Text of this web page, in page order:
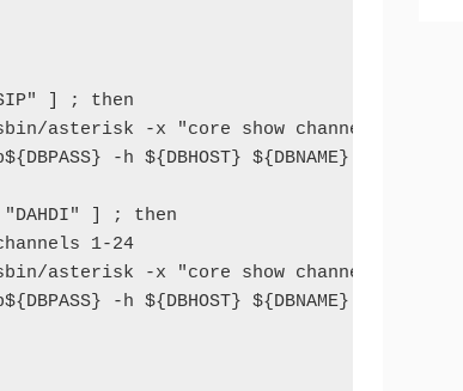
] ; then
asterisk -x "core show channels
-h ${DBHOST} ${DBNAME} -e
] ; then
1-24
asterisk -x "core show channels
-h ${DBHOST} ${DBNAME} -e